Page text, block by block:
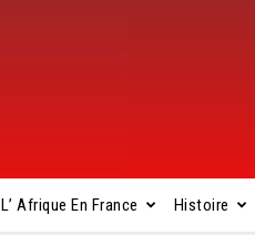
L’ Afrique En France Histoire